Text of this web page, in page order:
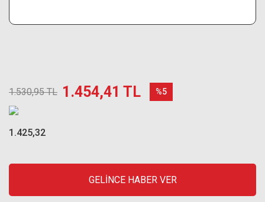
1.530,95 TL 1.454,41 TL %5
1.425,32
GELİNCE HABER VER